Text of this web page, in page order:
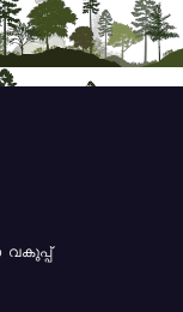
വകുപ്പ്